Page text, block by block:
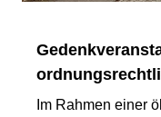
Im Rahmen einer